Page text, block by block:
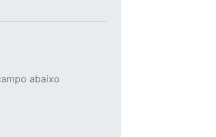
abaixo